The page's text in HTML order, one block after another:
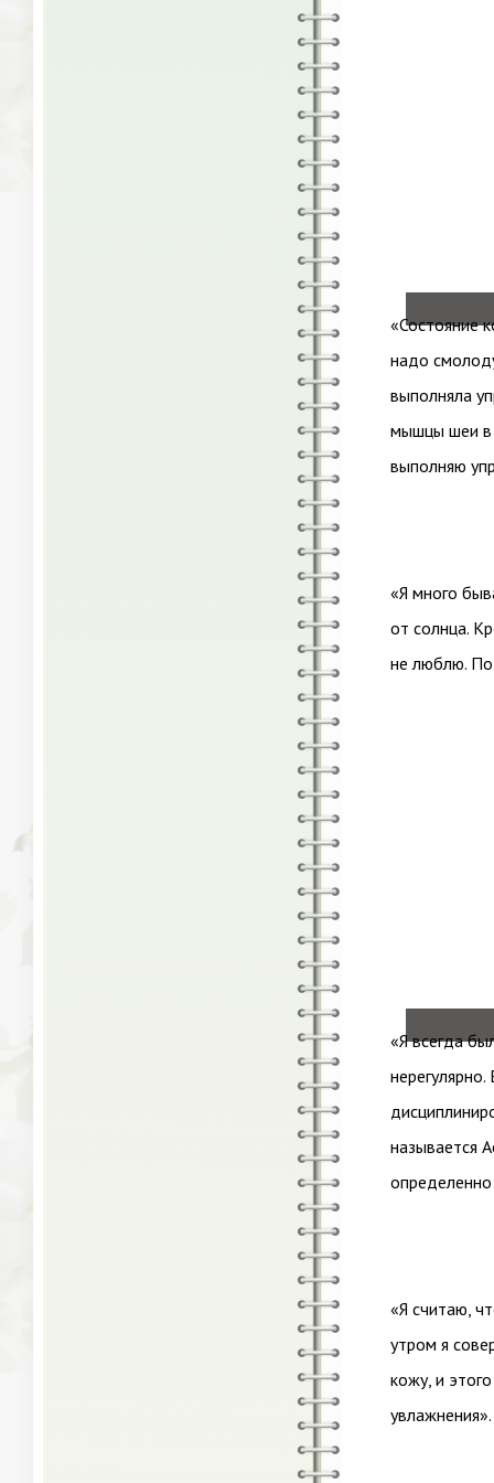
«Состояние
надо
выполняла
мышцы шеи в
выполняю
«Я много
от солнца.
не люблю.
«Я всегда
называется
«Я считаю,
утром я
кожу, и
увлажнения».